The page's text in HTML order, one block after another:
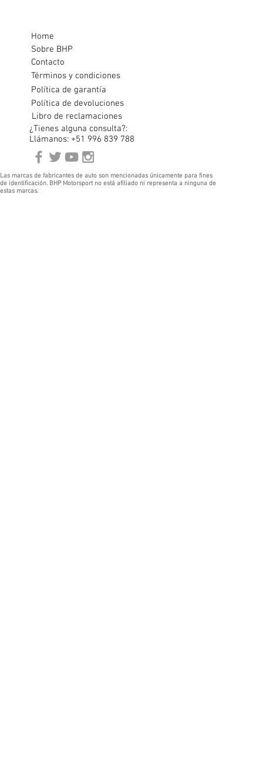
Home
Sobre BHP
Contacto
Términos y condiciones
Política de garantía
Política de devoluciones
Libro de reclamaciones
¿Tienes alguna consulta?:
Llámanos: +51 996 839 788
Las marcas de fabricantes de auto son mencionadas únicamente para fines
de identificación. BHP Motorsport no está afiliado ni representa a ninguna de
estas marcas.